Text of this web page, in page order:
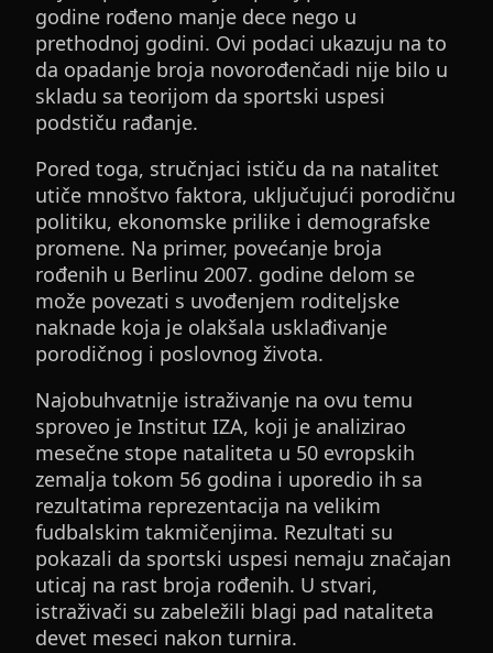
godine rođeno manje dece nego u
prethodnoj godini. Ovi podaci ukazuju na to
da opadanje broja novorođenčadi nije bilo u
skladu sa teorijom da sportski uspesi
podstiču rađanje.
Pored toga, stručnjaci ističu da na natalitet
utiče mnoštvo faktora, uključujući porodičnu
politiku, ekonomske prilike i demografske
promene. Na primer, povećanje broja
rođenih u Berlinu 2007. godine delom se
može povezati s uvođenjem roditeljske
naknade koja je olakšala usklađivanje
porodičnog i poslovnog života.
Najobuhvatnije istraživanje na ovu temu
sproveo je Institut IZA, koji je analizirao
mesečne stope nataliteta u 50 evropskih
zemalja tokom 56 godina i uporedio ih sa
rezultatima reprezentacija na velikim
fudbalskim takmičenjima. Rezultati su
pokazali da sportski uspesi nemaju značajan
uticaj na rast broja rođenih. U stvari,
istraživači su zabeležili blagi pad nataliteta
devet meseci nakon turnira.